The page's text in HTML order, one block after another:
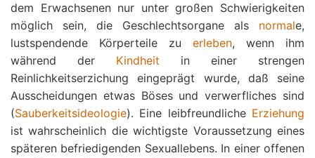
dem Erwachsenen nur unter großen Schwierigkeiten
möglich sein, die Geschlechtsorgane als normale,
lustspendende Körperteile zu erleben, wenn ihm
während der Kindheit in einer strengen
Reinlichkeitserzichung eingeprägt wurde, daß seine
Ausscheidungen etwas Böses und verwerfliches sind
(Sauberkeitsideologie). Eine leibfreundliche Erziehung
ist wahrscheinlich die wichtigste Voraussetzung eines
späteren befriedigenden Sexuallebens. In einer offenen